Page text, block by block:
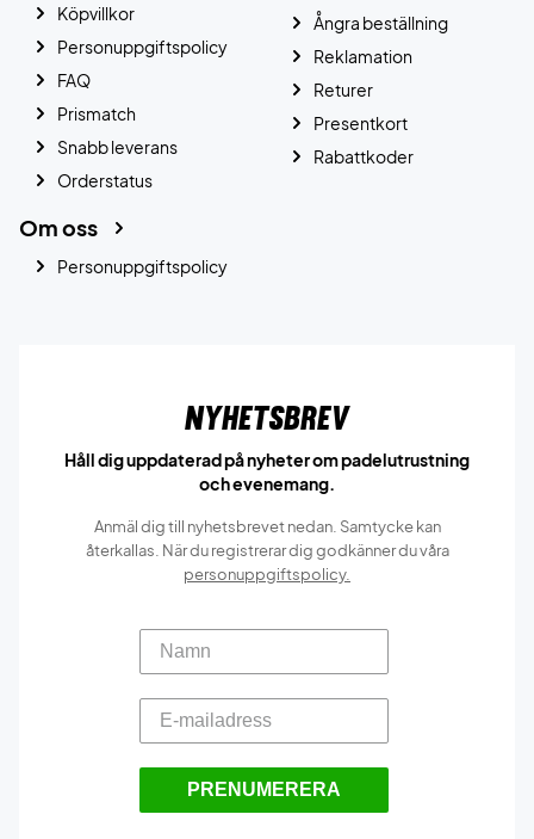
Köpvillkor
Personuppgiftspolicy
FAQ
Prismatch
Snabb leverans
Orderstatus
Ångra beställning
Reklamation
Returer
Presentkort
Rabattkoder
Om oss
Personuppgiftspolicy
Nyhetsbrev
Håll dig uppdaterad på nyheter om padelutrustning
och evenemang.
Anmäl dig till nyhetsbrevet nedan. Samtycke kan
återkallas. När du registrerar dig godkänner du våra
personuppgiftspolicy.
PRENUMERERA